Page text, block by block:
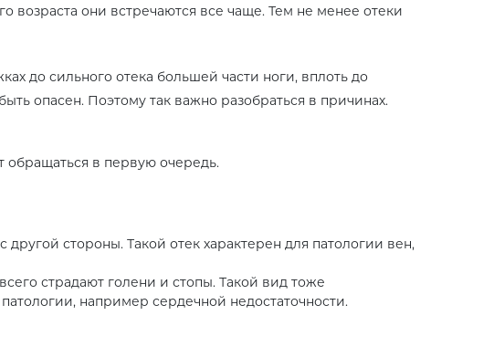
возраста они встречаются все чаще. Тем не менее отеки
до сильного отека большей части ноги, вплоть до
опасен. Поэтому так важно разобраться в причинах.
обращаться в первую очередь.
стороны. Такой отек характерен для патологии вен,
страдают голени и стопы. Такой вид тоже
например сердечной недостаточности.